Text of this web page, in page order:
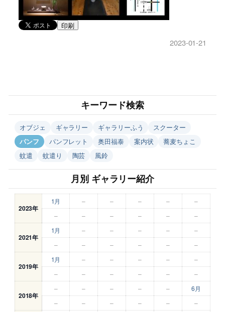
印刷
2023-01-21
キーワード検索
オブジェ ギャラリー ギャラリーふう
スクーター
パンフ
パンフレット 奥田福泰 案内状
蕎麦ちょこ
蚊遣
蚊遣り 陶芸 風鈴
月別 ギャラリー紹介
2023年
1月 – – – –
–
–
– – – – –
2021年
1月 – – – –
–
–
– – – – –
2019年
1月 – – – –
–
–
– – – – –
2018年
– – – – –
6月
–
– – – – –